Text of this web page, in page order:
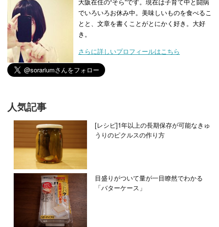
でいろいろお休み中。美味しいものを食べるこ
とと、文章を書くことがとにかく好き。大好
き。
さらに詳しいプロフィールはこちら
人気記事
[レシピ]1年以上の長期保存が可能なきゅ
うりのピクルスの作り方
目盛りがついて量が一目瞭然でわかる
「バターケース」